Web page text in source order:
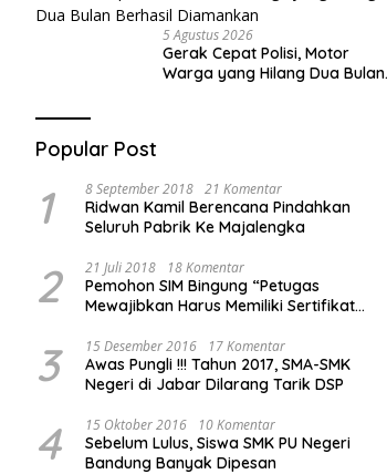
5 Agustus 2026
Gerak Cepat Polisi, Motor
Warga yang Hilang Dua Bulan
Popular Post
1 8 September 2018 21 Komentar
Ridwan Kamil Berencana Pindahkan
Seluruh Pabrik Ke Majalengka
2 21 Juli 2018 18 Komentar
Pemohon SIM Bingung “Petugas
Mewajibkan Harus Memiliki Sertifikat
3 15 Desember 2016 17 Komentar
Awas Pungli !!! Tahun 2017, SMA-SMK
Negeri di Jabar Dilarang Tarik DSP
4 15 Oktober 2016 10 Komentar
Sebelum Lulus, Siswa SMK PU Negeri
Bandung Banyak Dipesan